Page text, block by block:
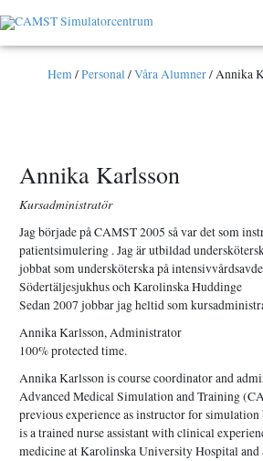
till
innehåll
Hem /Personal /Våra Alumner/ Annika
Annika Karlsson
Kursadministratör
Jag började på CAMST 2005 så var det som
patientsimulering . Jag är utbildad
jobbat som undersköterska på
Södertäljesjukhus och Karolinska Huddinge
Sedan 2007 jobbar jag heltid som
Annika Karlsson, Administrator
100% protected time.
Annika Karlsson is course coordinator and
Advanced Medical Simulation and Training
previous experience as instructor for simulation
is a trained nurse assistant with clinical
medicine at Karolinska University Hospital